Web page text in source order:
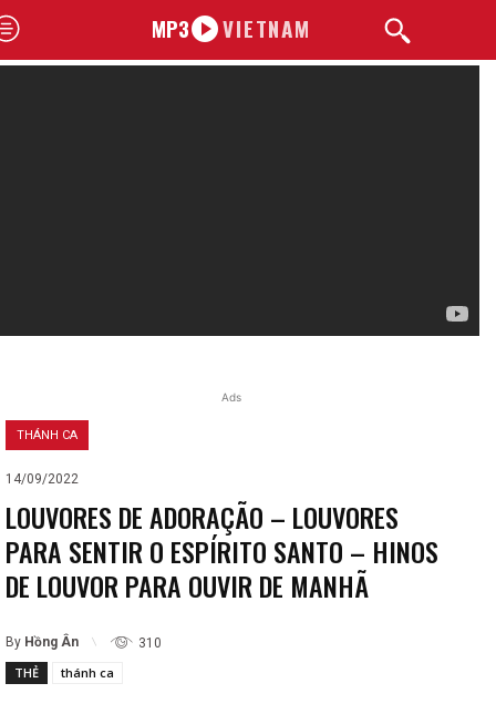
MP3 VIETNAM
Ads
THÁNH CA
14/09/2022
LOUVORES DE ADORAÇÃO – LOUVORES
PARA SENTIR O ESPÍRITO SANTO – HINOS
DE LOUVOR PARA OUVIR DE MANHÃ
By Hồng Ân 310
THẺ thánh ca